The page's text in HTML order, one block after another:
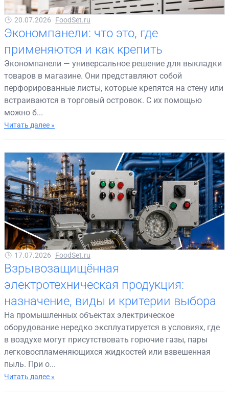
20.07.2026 FoodSet.ru
Экономпанели: что это, где
применяются и как крепить
Экономпанели — универсальное решение для выкладки
товаров в магазине. Они представляют собой
перфорированные листы, которые крепятся на стену или
встраиваются в торговый островок. С их помощью
можно б...
Читать далее »
17.07.2026 FoodSet.ru
Взрывозащищённая
электротехническая продукция:
назначение, виды и критерии выбора
На промышленных объектах электрическое
оборудование нередко эксплуатируется в условиях, где
в воздухе могут присутствовать горючие газы, пары
легковоспламеняющихся жидкостей или взвешенная
пыль. При о...
Читать далее »